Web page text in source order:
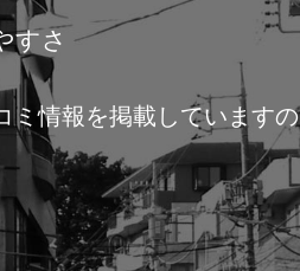
すさ
情報を掲載しています